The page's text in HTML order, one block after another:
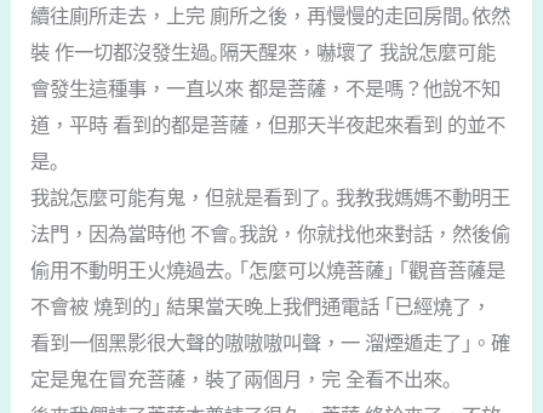
續往廁所走去，上完 廁所之後，再慢慢的走回房間｡依然
裝 作一切都沒發生過｡隔天醒來，嚇壞了 我說怎麼可能
會發生這種事，一直以來 都是菩薩，不是嗎？他說不知
道，平時 看到的都是菩薩，但那天半夜起來看到 的並不
是｡
我說怎麼可能有鬼，但就是看到了｡ 我教我媽媽不動明王
法門，因為當時他 不會｡我說，你就找他來對話，然後偷
偷用不動明王火燒過去｡ ｢怎麼可以燒菩薩｣ ｢觀音菩薩是
不會被 燒到的｣ 結果當天晚上我們通電話 ｢已經燒了，
看到一個黑影很大聲的嗷嗷嗷叫聲，一 溜煙遁走了｣。確
定是鬼在冒充菩薩，裝了兩個月，完 全看不出來｡